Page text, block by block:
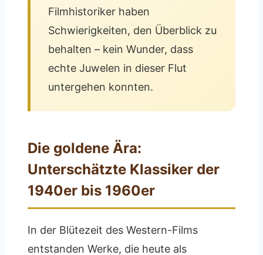
Filmhistoriker haben
Schwierigkeiten, den Überblick zu
behalten – kein Wunder, dass
echte Juwelen in dieser Flut
untergehen konnten.
Die goldene Ära:
Unterschätzte Klassiker der
1940er bis 1960er
In der Blütezeit des Western-Films
entstanden Werke, die heute als